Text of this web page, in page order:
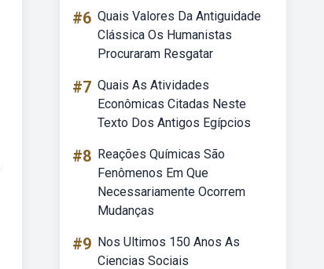
#6 Quais Valores Da Antiguidade
Clássica Os Humanistas
Procuraram Resgatar
#7 Quais As Atividades
Econômicas Citadas Neste
Texto Dos Antigos Egípcios
#8 Reações Químicas São
Fenômenos Em Que
Necessariamente Ocorrem
Mudanças
#9 Nos Ultimos 150 Anos As
Ciencias Sociais